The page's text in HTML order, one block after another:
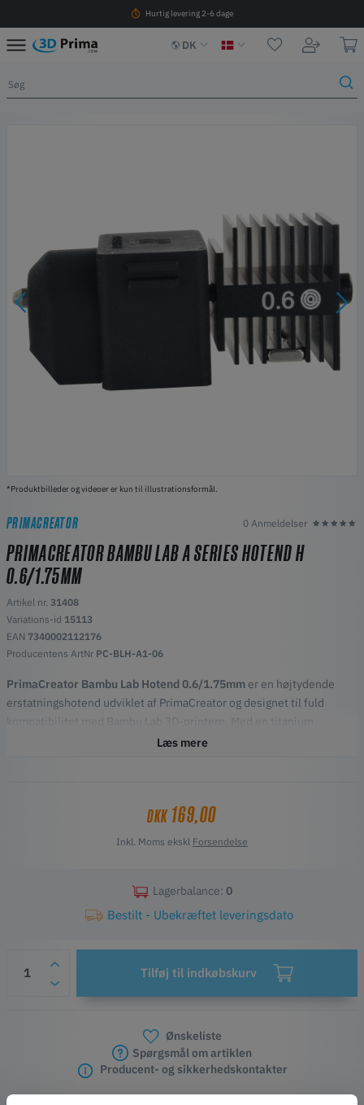
Hurtig levering 2-6 dage
DK
*Produktbilleder og videoer er kun til illustrationsformål.
PRIMACREATOR 0 Anmeldelser
PRIMACREATOR BAMBU LAB A SERIES HOTEND H
0.6/1.75MM
Artikel nr. 31408
Variations-id 15113
EAN 7340002112176
Producentens ArtNr PC-BLH-A1-06
PrimaCreator Bambu Lab Hotend 0.6/1.75mm er en højtydende
erstatningshotend udviklet af PrimaCreator og designet til fuld
kompatibilitet med Bambu Lab 3D-printere. Med en titanium
heatbreak, kobberbelagt varmeblok og hærdet ståldyse giver den
Hærdet ståldyse til slidende materialer
Let og integreret design for stabilitet
Læs mere
DKK169,00
Inkl. Moms ekskl Forsendelse
Lagerbalance: 0
Bestilt - Ubekræftet leveringsdato
Tilføj til indkøbskurv
Ønskeliste
Spørgsmål om artiklen
Producent- og sikkerhedskontakter